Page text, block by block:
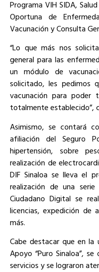
Programa VIH SIDA,
Oportuna de
Vacunación y Consulta
“Lo que más nos
general para las
un módulo de
solicitado, les pedimos
vacunación para poder
totalmente establecido”,
Asimismo, se contará
afiliación del Seguro
hipertensión, sobre
realización de
DIF Sinaloa se lleva el
realización de una
Ciudadano Digital se
licencias, expedición de
más.
Cabe destacar que en la
Apoyo “Puro Sinaloa”,
servicios y se lograron